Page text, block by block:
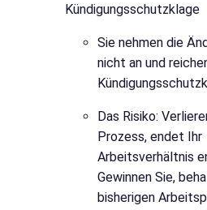
Kündigungsschutzklage
Sie nehmen die
nicht an und
Das Risiko:
Prozess, endet Ihr
Arbeitsverhältnis
Gewinnen Sie,
bisherigen